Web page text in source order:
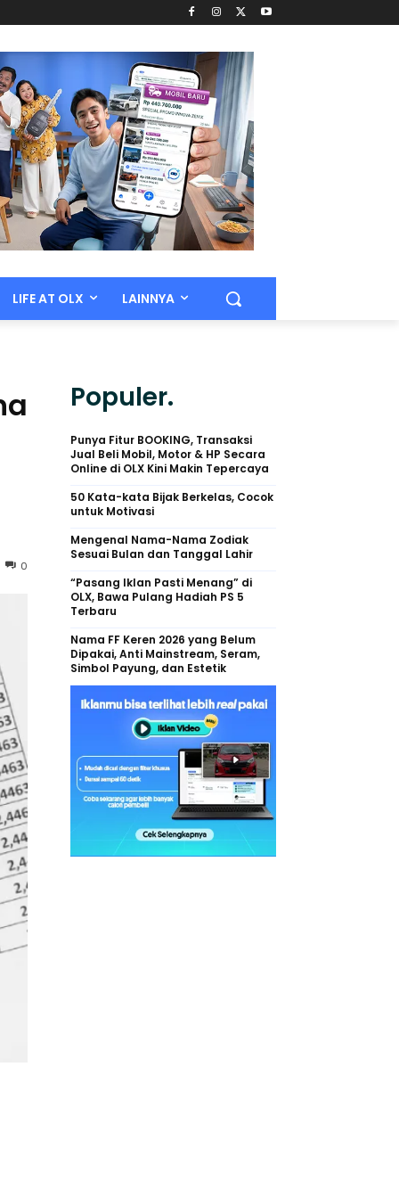
LIFE AT OLX LAINNYA
0
Populer.
Punya Fitur BOOKING, Transaksi
Jual Beli Mobil, Motor & HP Secara
Online di OLX Kini Makin Tepercaya
50 Kata-kata Bijak Berkelas, Cocok
untuk Motivasi
Mengenal Nama-Nama Zodiak
Sesuai Bulan dan Tanggal Lahir
“Pasang Iklan Pasti Menang” di
OLX, Bawa Pulang Hadiah PS 5
Terbaru
Nama FF Keren 2026 yang Belum
Dipakai, Anti Mainstream, Seram,
Simbol Payung, dan Estetik